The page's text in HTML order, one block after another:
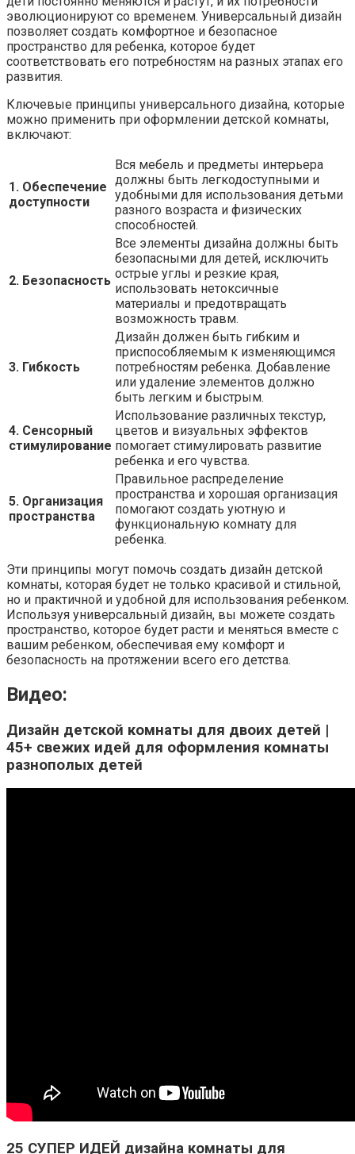
эволюционируют со временем. Универсальный дизайн
позволяет создать комфортное и безопасное
пространство для ребенка, которое будет
соответствовать его потребностям на разных этапах его
развития.
Ключевые принципы универсального дизайна, которые
можно применить при оформлении детской комнаты,
включают:
1. Обеспечение
доступности
Вся мебель и предметы интерьера
должны быть легкодоступными и
удобными для использования детьми
разного возраста и физических
способностей.
2. Безопасность
Все элементы дизайна должны быть
безопасными для детей, исключить
острые углы и резкие края,
использовать нетоксичные
материалы и предотвращать
возможность травм.
3. Гибкость
Дизайн должен быть гибким и
приспособляемым к изменяющимся
потребностям ребенка. Добавление
или удаление элементов должно
быть легким и быстрым.
4. Сенсорный
стимулирование
Использование различных текстур,
цветов и визуальных эффектов
помогает стимулировать развитие
ребенка и его чувства.
5. Организация
пространства
Правильное распределение
пространства и хорошая организация
помогают создать уютную и
функциональную комнату для
ребенка.
Эти принципы могут помочь создать дизайн детской
комнаты, которая будет не только красивой и стильной,
но и практичной и удобной для использования ребенком.
Используя универсальный дизайн, вы можете создать
пространство, которое будет расти и меняться вместе с
вашим ребенком, обеспечивая ему комфорт и
безопасность на протяжении всего его детства.
Видео:
Дизайн детской комнаты для двоих детей |
45+ свежих идей для оформления комнаты
разнополых детей
25 СУПЕР ИДЕЙ дизайна комнаты для